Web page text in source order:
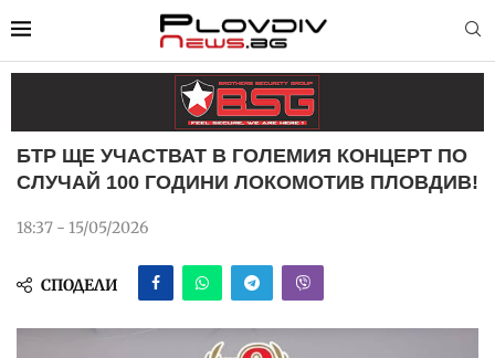
БТР ЩЕ УЧАСТВАТ В ГОЛЕМИЯ КОНЦЕРТ ПО
СЛУЧАЙ 100 ГОДИНИ ЛОКОМОТИВ ПЛОВДИВ!
18:37 - 15/05/2026
СПОДЕЛИ